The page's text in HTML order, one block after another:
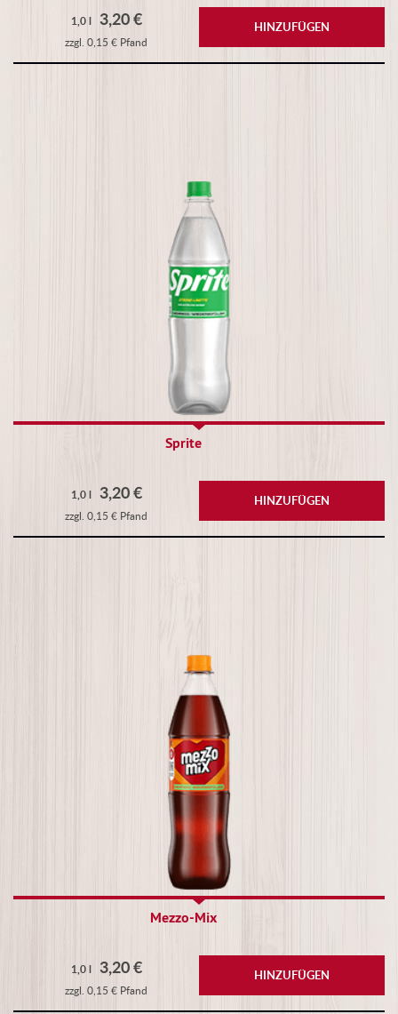
1,0 l 3,20 €
zzgl. 0,15 € Pfand
HINZUFÜGEN
Sprite
1,0 l 3,20 €
zzgl. 0,15 € Pfand
HINZUFÜGEN
Mezzo-Mix
1,0 l 3,20 €
zzgl. 0,15 € Pfand
HINZUFÜGEN